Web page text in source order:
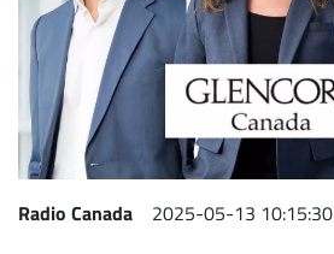
CARRIÈRE
ET
EMPLOIS
AVOCATS
ET
Radio Canada 2025-05-13 10:15:30